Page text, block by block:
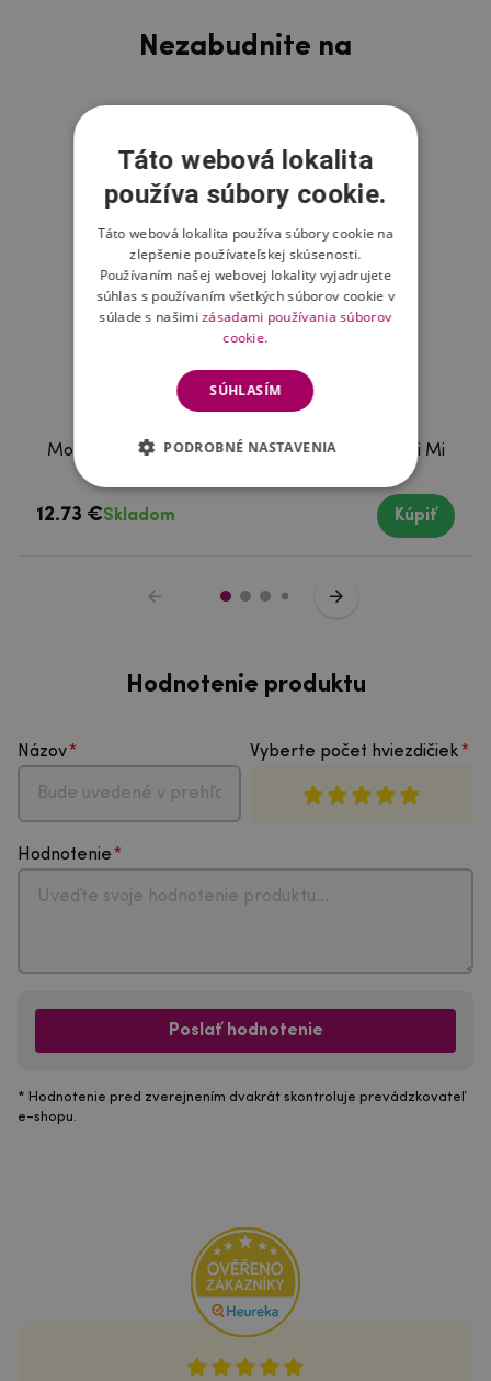
Nezabudnite na
Mofi celoplošné tvrdené sklo pre mobil Xiaomi Mi
12.73 €Skladom Kúpiť
Hodnotenie produktu
Názov Vyberte počet hviezdičiek
Hodnotenie
Poslať hodnotenie
* Hodnotenie pred zverejnením dvakrát skontroluje prevádzkovateľ
e-shopu.
Táto webová lokalita
používa súbory cookie.
Táto webová lokalita používa súbory cookie na
zlepšenie používateľskej skúsenosti.
Používaním našej webovej lokality vyjadrujete
súhlas s používaním všetkých súborov cookie v
súlade s našimizásadami používania súborov
cookie.
SÚHLASÍM
PODROBNÉ NASTAVENIA